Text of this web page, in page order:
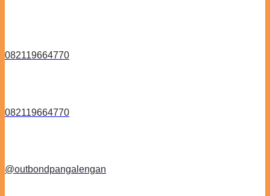
082119664770
082119664770
@‌outbondpangalengan